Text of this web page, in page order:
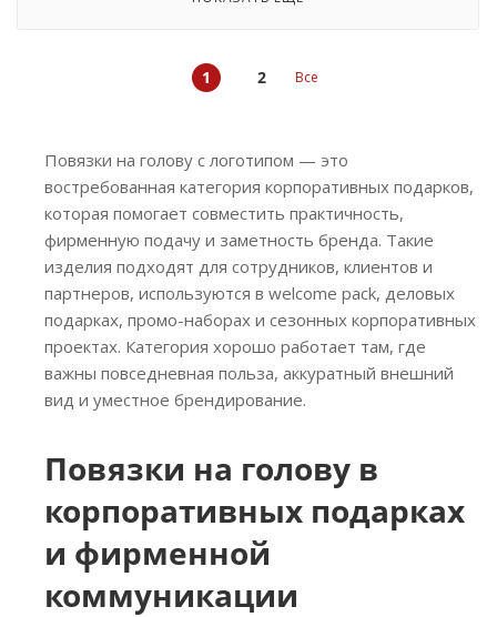
1 2 Все
Повязки на голову с логотипом — это
востребованная категория корпоративных подарков,
которая помогает совместить практичность,
фирменную подачу и заметность бренда. Такие
изделия подходят для сотрудников, клиентов и
партнеров, используются в welcome pack, деловых
подарках, промо-наборах и сезонных корпоративных
проектах. Категория хорошо работает там, где
важны повседневная польза, аккуратный внешний
вид и уместное брендирование.
Повязки на голову в
корпоративных подарках
и фирменной
коммуникации